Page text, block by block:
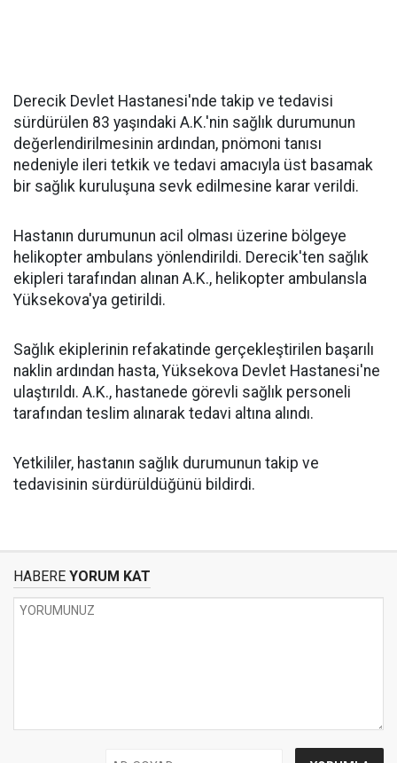
Derecik Devlet Hastanesi'nde takip ve tedavisi
sürdürülen 83 yaşındaki A.K.'nin sağlık durumunun
değerlendirilmesinin ardından, pnömoni tanısı
nedeniyle ileri tetkik ve tedavi amacıyla üst basamak
bir sağlık kuruluşuna sevk edilmesine karar verildi.
Hastanın durumunun acil olması üzerine bölgeye
helikopter ambulans yönlendirildi. Derecik'ten sağlık
ekipleri tarafından alınan A.K., helikopter ambulansla
Yüksekova'ya getirildi.
Sağlık ekiplerinin refakatinde gerçekleştirilen başarılı
naklin ardından hasta, Yüksekova Devlet Hastanesi'ne
ulaştırıldı. A.K., hastanede görevli sağlık personeli
tarafından teslim alınarak tedavi altına alındı.
Yetkililer, hastanın sağlık durumunun takip ve
tedavisinin sürdürüldüğünü bildirdi.
HABERE YORUM KAT